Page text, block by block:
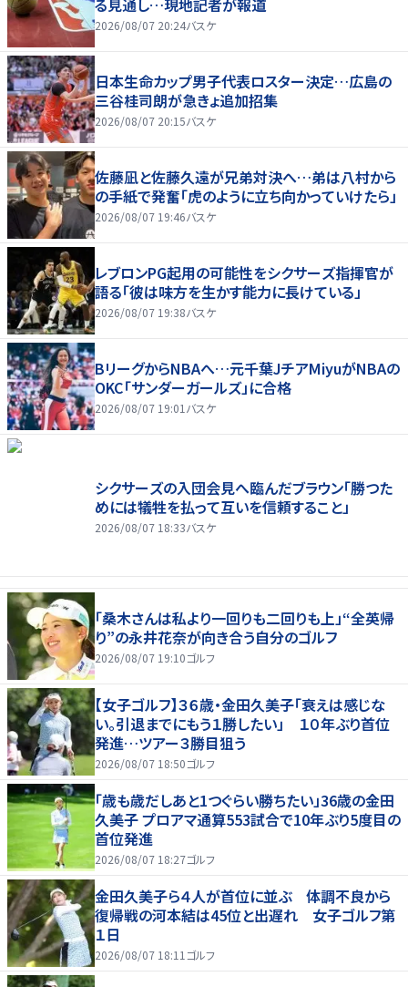
る見通し…現地記者が報道
2026/08/07 20:24バスケ
日本生命カップ男子代表ロスター決定…広島の
三谷桂司朗が急きょ追加招集
2026/08/07 20:15バスケ
佐藤凪と佐藤久遠が兄弟対決へ…弟は八村から
の手紙で発奮「虎のように立ち向かっていけたら」
2026/08/07 19:46バスケ
レブロンPG起用の可能性をシクサーズ指揮官が
語る「彼は味方を生かす能力に長けている」
2026/08/07 19:38バスケ
BリーグからNBAへ…元千葉JチアMiyuがNBAの
OKC「サンダーガールズ」に合格
2026/08/07 19:01 バスケ
シクサーズの入団会見へ臨んだブラウン「勝つた
めには犠牲を払って互いを信頼すること」
2026/08/07 18:33バスケ
「桑木さんは私より一回りも二回りも上」“全英帰
り”の永井花奈が向き合う自分のゴルフ
2026/08/07 19:10ゴルフ
【女子ゴルフ】３６歳・金田久美子「衰えは感じな
い。引退までにもう１勝したい」 １０年ぶり首位
発進…ツアー３勝目狙う
2026/08/07 18:50ゴルフ
「歳も歳だしあと1つぐらい勝ちたい」36歳の金田
久美子 プロアマ通算553試合で10年ぶり5度目の
首位発進
2026/08/07 18:27ゴルフ
金田久美子ら４人が首位に並ぶ 体調不良から
復帰戦の河本結は45位と出遅れ 女子ゴルフ第
１日
2026/08/07 18:11 ゴルフ